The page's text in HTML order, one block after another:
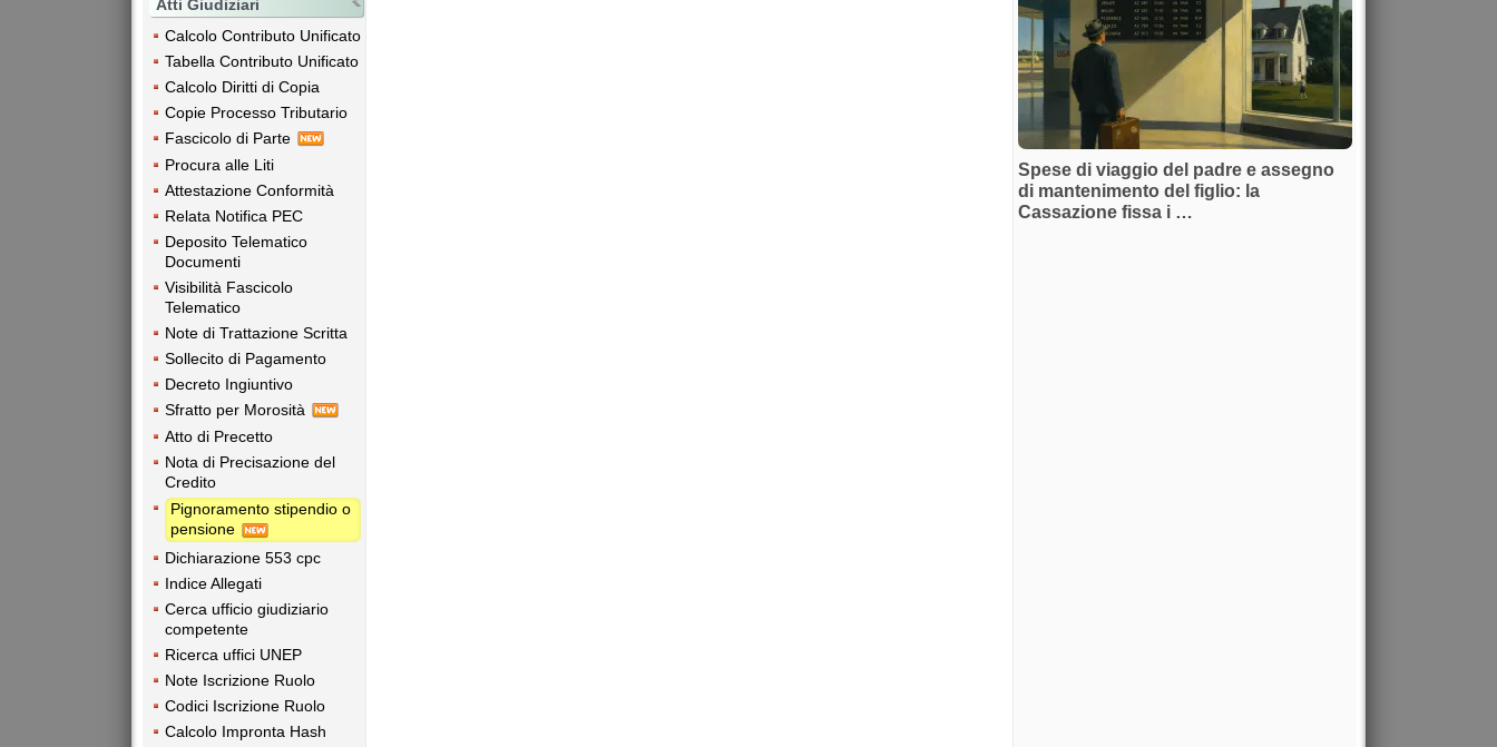
Atti Giudiziari
Calcolo Contributo Unificato
Tabella Contributo Unificato
Calcolo Diritti di Copia
Copie Processo Tributario
Fascicolo di Parte
Procura alle Liti
Attestazione Conformità
Relata Notifica PEC
Deposito Telematico
Documenti
Visibilità Fascicolo
Telematico
Note di Trattazione Scritta
Sollecito di Pagamento
Decreto Ingiuntivo
Sfratto per Morosità
Atto di Precetto
Nota di Precisazione del
Credito
Pignoramento stipendio o
pensione
Dichiarazione 553 cpc
Indice Allegati
Cerca ufficio giudiziario
competente
Ricerca uffici UNEP
Note Iscrizione Ruolo
Codici Iscrizione Ruolo
Calcolo Impronta Hash
Spese di viaggio del padre e assegno
di mantenimento del figlio: la
Cassazione fissa i …